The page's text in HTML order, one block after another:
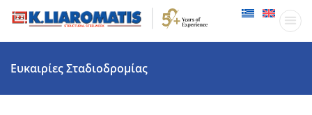
Ευκαιρίες Σταδιοδρομίας